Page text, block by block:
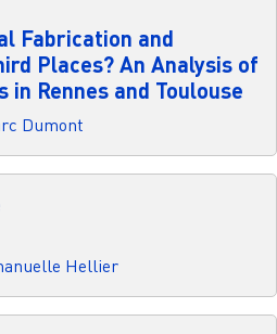
Fabrication and
Places? An Analysis of
in Rennes and Toulouse
Dumont
Hellier